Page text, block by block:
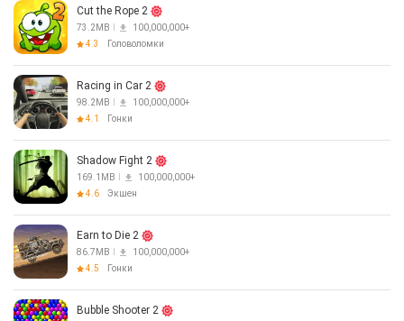
Cut the Rope 2
73.2MB
100,000,000+
4.3
Головоломки
Racing in Car 2
98.2MB
100,000,000+
4.1
Гонки
Shadow Fight 2
169.1MB
100,000,000+
4.6
Экшен
Earn to Die 2
86.7MB
100,000,000+
4.5
Гонки
Bubble Shooter 2